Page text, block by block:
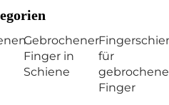
Gebrochener
Finger in
Schiene
für
gebrochene
Finger